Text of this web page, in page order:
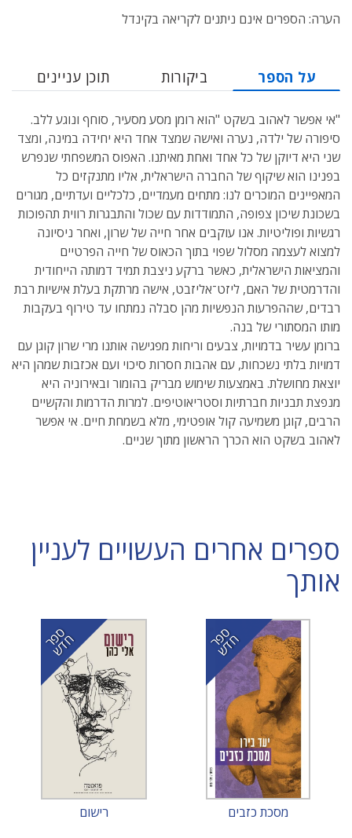
הערה: הספרים אינם ניתנים לקריאה בקינדל
על הספר ביקורות תוכן עניינים
"אי אפשר לאהוב בשקט "הוא רומן מסע מסעיר, סוחף ונוגע ללב.
סיפורה של ילדה, נערה ואישה שמצד אחד היא יחידה במינה, ומצד
שני היא דיוקן של כל אחד ואחת מאיתנו. האפוס המשפחתי שנפרש
בפנינו הוא שיקוף של החברה הישראלית, אליו מתנקזים כל
המאפיינים המוכרים לנו: מתחים מעמדיים, כלכליים ועדתיים, מגורים
בשכונת שיכון צפופה, התמודדות עם שכול והתבגרות רווית תהפוכות
רגשיות ופוליטיות. אנו עוקבים אחר חייה של שרון, ואחר ניסיונה
למצוא לעצמה מסלול שפוי בתוך הכאוס של חייה הפרטיים
והמציאות הישראלית, כאשר ברקע ניצבת תמיד דמותה הייחודית
והדרמטית של האם, ליזט־אליזבט, אישה מרתקת בעלת אישיות רבת
רבדים, שההפרעות הנפשיות מהן סבלה נמתחו עד טירוף בעקבות
מותו המסתורי של בנה.
ברומן עשיר בדמויות, צבעים וריחות מפגישה אותנו מרי שרון קוגן עם
דמויות בלתי נשכחות, עם אהבות חסרות סיכוי ועם אכזבות שמהן היא
יוצאת מחושלת. באמצעות שימוש מבריק בהומור ובאירוניה היא
מנפצת תבניות חברתיות וסטריאוטיפים. למרות הדרמות והקשיים
הרבים, קוגן משמיעה קול אופטימי, מלא בשמחת חיים. אי אפשר
לאהוב בשקט הוא הכרך הראשון מתוך שניים.
ספרים אחרים העשויים לעניין
אותך
ס
פ
ר
ח
ד
ש
מסכת כזבים
ס
פ
ר
ח
ד
ש
רישום